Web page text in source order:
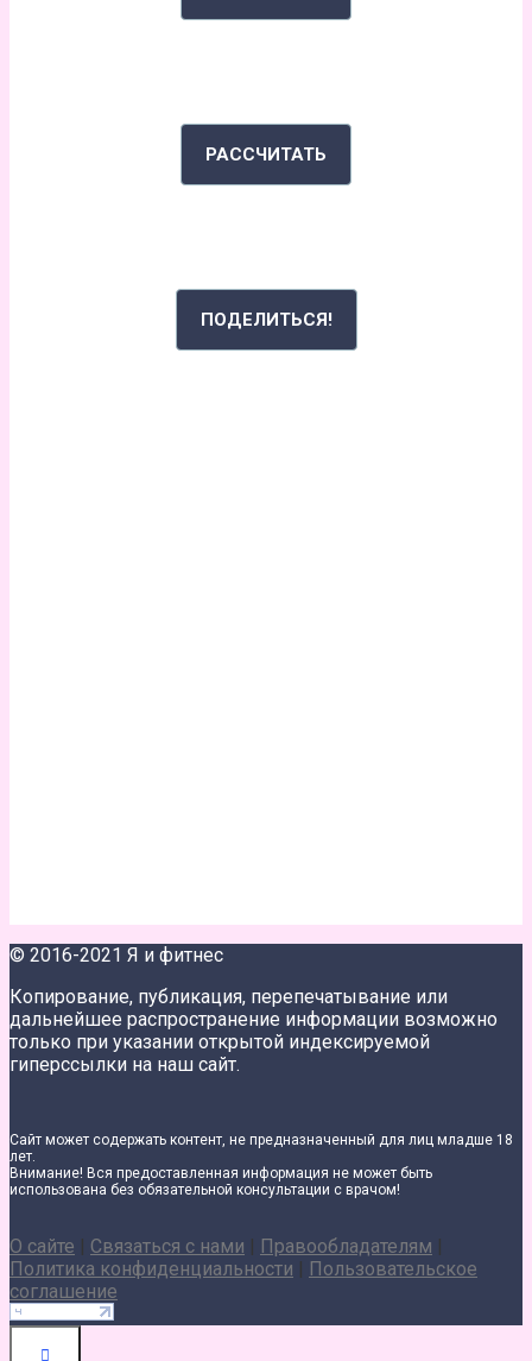
РАССЧИТАТЬ
ПОДЕЛИТЬСЯ!
© 2016-2021 Я и фитнес
Копирование, публикация, перепечатывание или
дальнейшее распространение информации возможно
только при указании открытой индексируемой
гиперссылки на наш сайт.
Сайт может содержать контент, не предназначенный для лиц младше 18
лет.
Внимание! Вся предоставленная информация не может быть
использована без обязательной консультации с врачом!
О сайте Связаться с нами Правообладателям
Политика конфиденциальности
Пользовательское
соглашение